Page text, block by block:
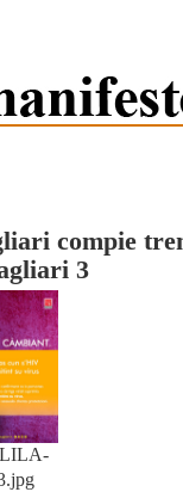
compie
3
LILA-